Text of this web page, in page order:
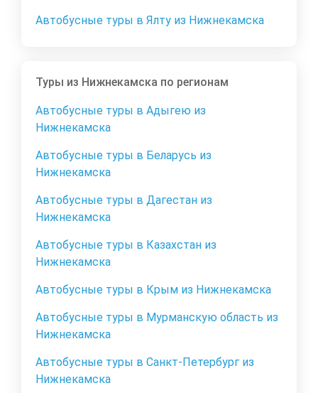
Автобусные туры в Ялту из Нижнекамска
Туры из Нижнекамска по регионам
Автобусные туры в Адыгею из
Нижнекамска
Автобусные туры в Беларусь из
Нижнекамска
Автобусные туры в Дагестан из
Нижнекамска
Автобусные туры в Казахстан из
Нижнекамска
Автобусные туры в Крым из Нижнекамска
Автобусные туры в Мурманскую область из
Нижнекамска
Автобусные туры в Санкт-Петербург из
Нижнекамска